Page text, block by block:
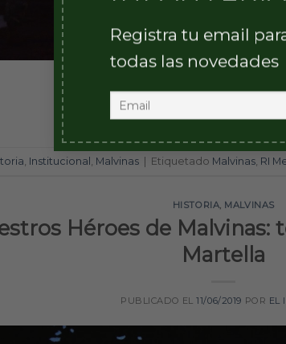
Registra tu email
todas las novedades
Institucional Malvinas | Etiquetado Malvinas RI
HISTORIA, MALVINAS
Héroes de Malvinas:
Martella
PUBLICADO EL11/06/2019 POR EL